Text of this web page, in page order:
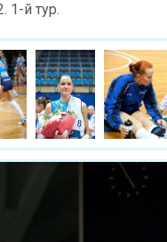
1-й тур.